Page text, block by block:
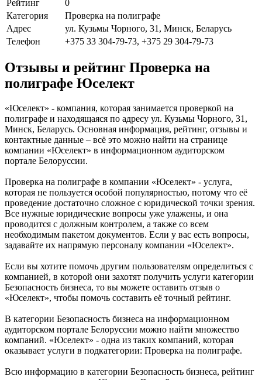
Рейтинг
0
Категория
Проверка на полиграфе
Адрес
ул. Кузьмы Чорного, 31, Минск, Беларусь
Телефон
+375 33 304-79-73, +375 29 304-79-73
Отзывы и рейтинг Проверка на
полиграфе Юселект
«Юселект» - компания, которая занимается проверкой на
полиграфе и находящаяся по адресу ул. Кузьмы Чорного, 31,
Минск, Беларусь. Основная информация, рейтинг, отзывы и
контактные данные – всё это можно найти на странице
компании «Юселект» в информационном аудиторском
портале Белоруссии.
Проверка на полиграфе в компании «Юселект» - услуга,
которая не пользуется особой популярностью, потому что её
проведение достаточно сложное с юридической точки зрения.
Все нужные юридические вопросы уже улажены, и она
проводится с должным контролем, а также со всем
необходимым пакетом документов. Если у вас есть вопросы,
задавайте их напрямую персоналу компании «Юселект».
Если вы хотите помочь другим пользователям определиться с
компанией, в которой они захотят получить услуги категории
Безопасность бизнеса, то вы можете оставить отзыв о
«Юселект», чтобы помочь составить её точный рейтинг.
В категории Безопасность бизнеса на информационном
аудиторском портале Белоруссии можно найти множество
компаний. «Юселект» - одна из таких компаний, которая
оказывает услуги в подкатегории: Проверка на полиграфе.
Всю информацию в категории Безопасность бизнеса, рейтинг